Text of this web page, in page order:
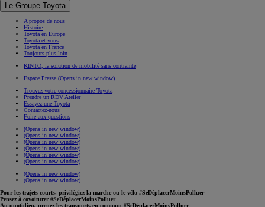
Le Groupe Toyota
A propos de nous
Histoire
Toyota en Europe
Toyota et vous
Toyota en France
Toujours plus loin
KINTO, la solution de mobilité sans contrainte
Espace Presse (Opens in new window)
Trouvez votre concessionnaire Toyota
Prendre un RDV Atelier
Essayez une Toyota
Contactez-nous
Foire aux questions
(Opens in new window)
(Opens in new window)
(Opens in new window)
(Opens in new window)
(Opens in new window)
(Opens in new window)
(Opens in new window)
(Opens in new window)
Pour les trajets courts, privilégiez la marche ou le vélo #SeDéplacerMoinsPolluer
Pensez à covoiturer #SeDéplacerMoinsPolluer
Au quotidien, prenez les transports en commun #SeDéplacerMoinsPolluer